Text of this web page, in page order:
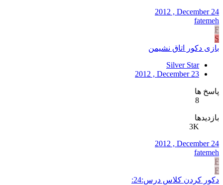
2012 , December 24
fatemeh
F
S
بازی دکور اتاق نشیمن
Silver Star
2012 , December 23
پاسخ ها
8
بازدیدها
3K
2012 , December 24
fatemeh
F
F
دکور کردن کلاس درس:24: